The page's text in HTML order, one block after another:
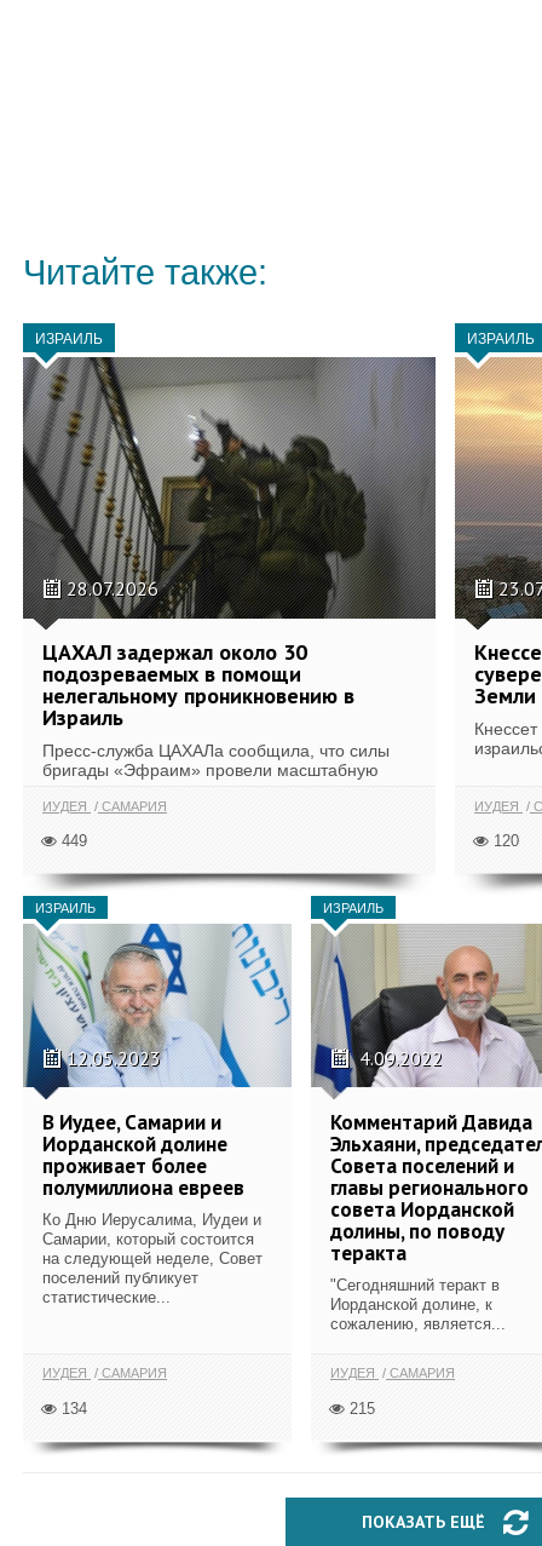
Читайте также:
ИЗРАИЛЬ
28.07.2026
ЦАХАЛ задержал около 30
подозреваемых в помощи
нелегальному проникновению в
Израиль
Пресс-служба ЦАХАЛа сообщила, что силы
бригады «Эфраим» провели масштабную
ИУДЕЯ САМАРИЯ
449
ИЗРАИЛЬ
Земли
ИУДЕЯ
120
ИЗРАИЛЬ
12.05.2023
В Иудее, Самарии и
Иорданской долине
проживает более
полумиллиона евреев
Ко Дню Иерусалима, Иудеи и
Самарии, который состоится
на следующей неделе, Совет
поселений публикует
статистические...
ИУДЕЯ САМАРИЯ
134
ИЗРАИЛЬ
4.09.2022
Комментарий Давида
Эльхаяни,
Совета поселений и
главы регионального
совета Иорданской
долины, по поводу
теракта
"Сегодняшний теракт в
Иорданской долине, к
сожалению, является...
ИУДЕЯ САМАРИЯ
215
ПОКАЗАТЬ ЕЩЁ